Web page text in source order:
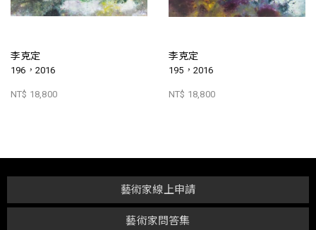
李克定
196，2016
NT$ 18,800
李克定
195，2016
NT$ 18,800
藝術家問答集
藝術家線上申請